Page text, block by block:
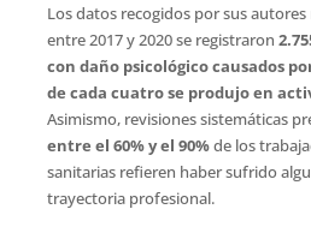
Los datos recogidos por sus
entre 2017 y 2020 se registraron
con daño psicológico causados
de cada cuatro se produjo en
Asimismo, revisiones sistemáticas
entre el 60% y el 90%de los
sanitarias refieren haber sufrido
trayectoria profesional.